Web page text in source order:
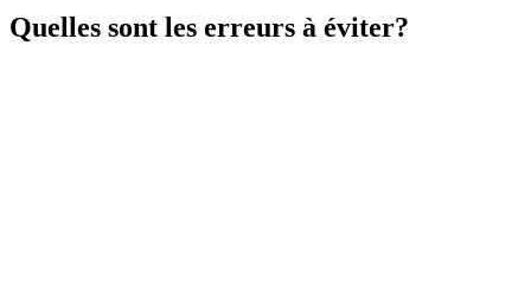
Quelles sont les erreurs à éviter?